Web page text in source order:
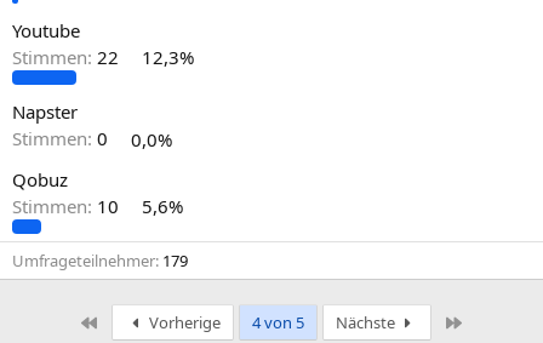
Youtube
Stimmen: 22 12,3%
Napster
Stimmen: 0
0,0%
Qobuz
Stimmen: 10 5,6%
Umfrageteilnehmer 179
Erste Vorherige 4 von 5 Nächste